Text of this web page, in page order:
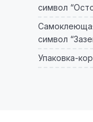
символ
символ
Упаковка-